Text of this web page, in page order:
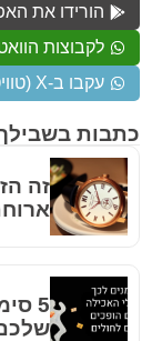
כתבות
זה
5
הורידו את
לקבוצות
עקבו ב-X (טוויטר)